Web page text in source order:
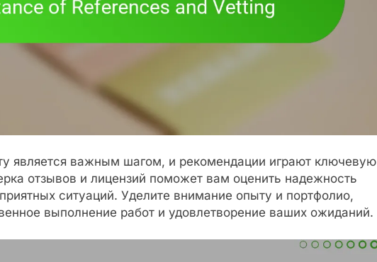
является важным шагом, и рекомендации играют ключевую
отзывов и лицензий поможет вам оценить надежность
ситуаций. Уделите внимание опыту и портфолио,
выполнение работ и удовлетворение ваших ожиданий.